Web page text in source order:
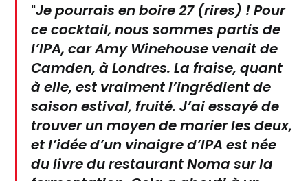
"Je pourrais en boire 27 (rires) ! Pour
ce cocktail, nous sommes partis de
l’IPA, carAmy Winehouse venait de
Camden, à Londres. La fraise, quant
à elle, est vraiment l’ingrédient de
saison estival, fruité. J’ai essayé de
trouver un moyen de marier les deux,
et l’idée d’un vinaigre d’IPA est née
du livre du restaurantNoma sur la